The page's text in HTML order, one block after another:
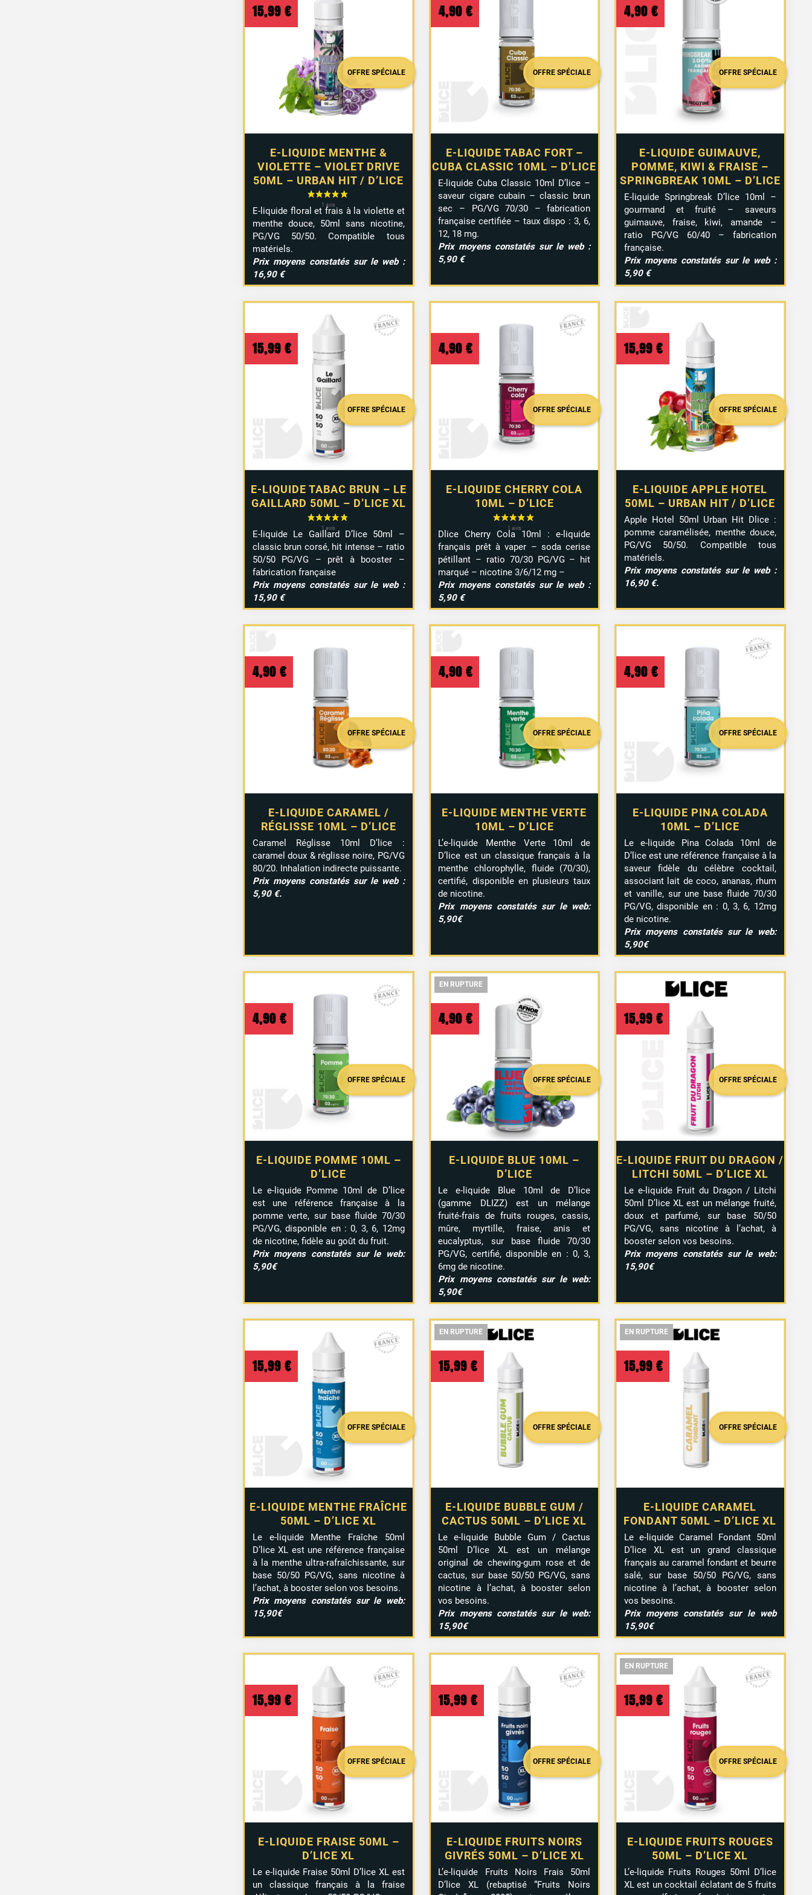
au
plus
ancien
OFFRE SPÉCIALE
E-LIQUIDE MENTHE &
VIOLETTE – VIOLET DRIVE
50ML – URBAN HIT / D’LICE
1 avis
15,99 €
E-liquide floral et frais à la violette et
menthe douce, 50ml sans nicotine,
PG/VG 50/50. Compatible tous
matériels.
Prix moyens constatés sur le web :
16,90 €
OFFRE SPÉCIALE
E-LIQUIDE TABAC FORT –
CUBA CLASSIC 10ML – D’LICE
4,90 €
E-liquide Cuba Classic 10ml D’lice –
saveur cigare cubain – classic brun
sec – PG/VG 70/30 – fabrication
française certifiée – taux dispo : 3, 6,
12, 18 mg.
Prix moyens constatés sur le web :
5,90 €
OFFRE SPÉCIALE
E-LIQUIDE GUIMAUVE,
POMME, KIWI & FRAISE –
SPRINGBREAK 10ML – D’LICE
4,90€
E-liquide Springbreak D’lice 10ml –
gourmand et fruité – saveurs
guimauve, fraise, kiwi, amande –
ratio PG/VG 60/40 – fabrication
française.
Prix moyens constatés sur le web :
5,90 €
OFFRE SPÉCIALE
E-LIQUIDE TABAC BRUN – LE
GAILLARD 50ML – D’LICE XL
15,99 €
E-liquide Le Gaillard D’lice 50ml –
classic brun corsé, hit intense – ratio
50/50 PG/VG – prêt à booster –
fabrication française
Prix moyens constatés sur le web :
15,90 €
OFFRE SPÉCIALE
E-LIQUIDE CHERRY COLA
10ML – D’LICE
4,90 €
Dlice Cherry Cola 10ml : e-liquide
français prêt à vaper – soda cerise
pétillant – ratio 70/30 PG/VG – hit
marqué – nicotine 3/6/12 mg –
Prix moyens constatés sur le web :
5,90 €
OFFRE SPÉCIALE
E-LIQUIDE APPLE HOTEL
50ML – URBAN HIT / D’LICE
15,99€
Apple Hotel 50ml Urban Hit Dlice :
pommecaramélisée, menthe douce,
PG/VG 50/50. Compatible tous
matériels.
Prix moyens constatés sur le web :
16,90 €.
OFFRE SPÉCIALE
E-LIQUIDE CARAMEL /
RÉGLISSE 10ML – D’LICE
4,90 €
Caramel Réglisse 10ml D’lice :
carameldoux & réglisse noire, PG/VG
80/20. Inhalation indirecte puissante.
Prix moyens constatés sur le web :
5,90 €.
OFFRE SPÉCIALE
E-LIQUIDE MENTHE VERTE
10ML – D’LICE
4,90 €
L’e-liquide Menthe Verte 10ml de
D’lice est un classique français à la
menthe chlorophylle, fluide (70/30),
certifié, disponible en plusieurs taux
de nicotine.
Prix moyens constatés sur le web:
5,90€
OFFRE SPÉCIALE
E-LIQUIDE PINA COLADA
10ML – D’LICE
4,90€
Le e-liquide Pina Colada 10ml de
D’lice est une référence française à la
saveur fidèle du célèbre cocktail,
associant lait de coco, ananas, rhum
et vanille, sur une base fluide 70/30
PG/VG, disponible en : 0, 3, 6, 12mg
de nicotine.
Prix moyens constatés sur le web:
5,90€
OFFRE SPÉCIALE
E-LIQUIDE POMME 10ML –
D’LICE
4,90 €
Le e-liquide Pomme 10ml de D’lice
est une référence française à la
pomme verte, sur base fluide 70/30
PG/VG, disponible en : 0, 3, 6, 12mg
de nicotine, fidèle au goût du fruit.
Prix moyens constatés sur le web:
5,90€
EN RUPTURE
OFFRE SPÉCIALE
EN RUPTURE
E-LIQUIDE BLUE 10ML –
D’LICE
4,90 €
Le e-liquide Blue 10ml de D’lice
(gamme DLIZZ) est un mélange
fruité-frais de fruits rouges, cassis,
mûre, myrtille, fraise, anis et
eucalyptus, sur base fluide 70/30
PG/VG, certifié, disponible en : 0, 3,
6mg de nicotine.
Prix moyens constatés sur le web:
5,90€
EN RUPTURE
OFFRE SPÉCIALE
E-LIQUIDE FRUIT DU DRAGON /
LITCHI 50ML – D’LICE XL
15,99€
Le e-liquide Fruit du Dragon / Litchi
50ml D’lice XL est un mélange fruité,
doux et parfumé, sur base 50/50
PG/VG, sans nicotine à l’achat, à
booster selon vos besoins.
Prix moyens constatés sur le web:
15,90€
OFFRE SPÉCIALE
E-LIQUIDE MENTHE FRAÎCHE
50ML – D’LICE XL
15,99 €
Le e-liquide Menthe Fraîche 50ml
D’lice XL est une référence française
à la menthe ultra-rafraîchissante, sur
base 50/50 PG/VG, sans nicotine à
l’achat, à booster selon vos besoins.
Prix moyens constatés sur le web:
15,90€
EN RUPTURE
OFFRE SPÉCIALE
EN RUPTURE
E-LIQUIDE BUBBLE GUM /
CACTUS 50ML – D’LICE XL
15,99 €
Le e-liquide Bubble Gum / Cactus
50ml D’lice XL est un mélange
original de chewing-gum rose et de
cactus, sur base 50/50 PG/VG, sans
nicotine à l’achat, à booster selon
vos besoins.
Prix moyens constatés sur le web:
15,90€
EN RUPTURE EN RUPTURE
OFFRE SPÉCIALE
EN RUPTURE
E-LIQUIDE CARAMEL
FONDANT 50ML – D’LICE XL
15,99€
Le e-liquide Caramel Fondant 50ml
D’lice XL est un grand classique
français au caramel fondant et beurre
salé, sur base 50/50 PG/VG, sans
nicotine à l’achat, à booster selon
vos besoins.
Prix moyens constatés sur le web
15,90€
EN RUPTURE
OFFRE SPÉCIALE
E-LIQUIDE FRAISE 50ML –
D’LICE XL
15,99 €
Le e-liquide Fraise 50ml D’lice XL est
un classique français à la fraise
OFFRE SPÉCIALE
E-LIQUIDE FRUITS NOIRS
GIVRÉS 50ML – D’LICE XL
15,99 €
L’e-liquide Fruits Noirs Frais 50ml
D’lice XL (rebaptisé “Fruits Noirs
EN RUPTURE
OFFRE SPÉCIALE
EN RUPTURE
E-LIQUIDE FRUITS ROUGES
50ML – D’LICE XL
15,99€
L’e-liquide Fruits Rouges 50ml D’lice
XL est un cocktail éclatant de 5 fruits
EN RUPTURE